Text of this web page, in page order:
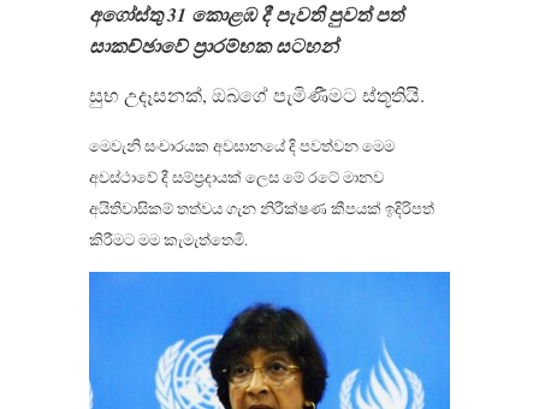
අගෝස්තු 31 කොළඹ දී පැවති පුවත් පත්
සාකච්ඡාවේ ප‍්‍රාරම්භක සටහන්
සුභ උදෑසනක්, ඔබගේ පැමිණීමට ස්තූතියි.
මෙවැනි සංචාරයක අවසානයේ දි පවත්වන මෙම
අවස්ථාවේ දී සම්ප‍්‍රදායක් ලෙස මේ රටේ මානව
අයිතිවාසිකම් තත්වය ගැන නිරීක්ෂණ කීපයක් ඉදිරිපත්
කිරීමට මම කැමැත්තෙමි.